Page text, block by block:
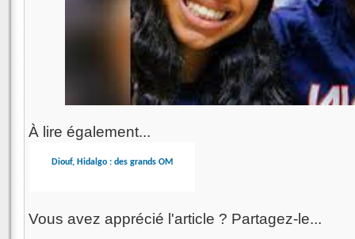
À lire également...
Diouf, Hidalgo : des grands OM
Vous avez apprécié l'article ? Partagez-le...